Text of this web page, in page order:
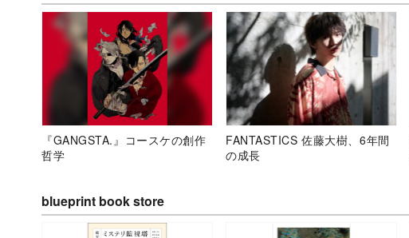
『GANGSTA.』コースケの創作
哲学
FANTASTICS 佐藤大樹、6年間
の成長
blueprint book store